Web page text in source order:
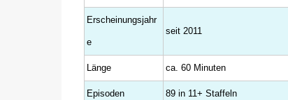
Erscheinungsjahr
e
seit 2011
Länge ca. 60 Minuten
Episoden 89 in 11+ Staffeln